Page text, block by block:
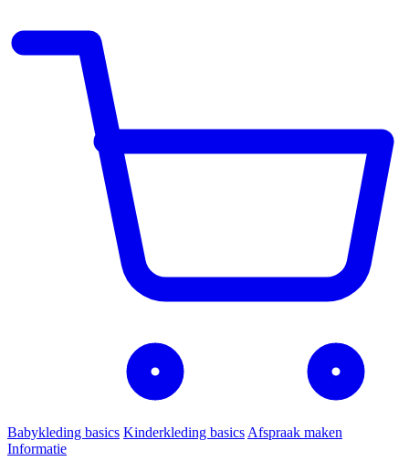
Babykleding basics Kinderkleding basics Afspraak maken
Informatie